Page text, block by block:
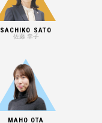
SACHIKO SATO
佐藤 幸子
MAHO OTA